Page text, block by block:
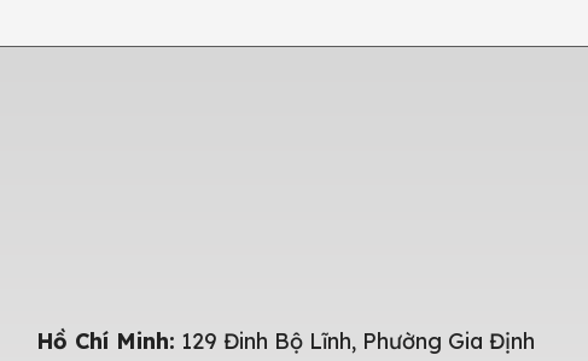
Hồ Chí Minh: 129 Đinh Bộ Lĩnh, Phường Gia Định